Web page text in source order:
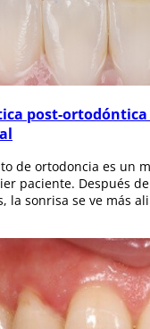
post-ortodóntica
de ortodoncia es un
paciente. Después
la sonrisa se ve más